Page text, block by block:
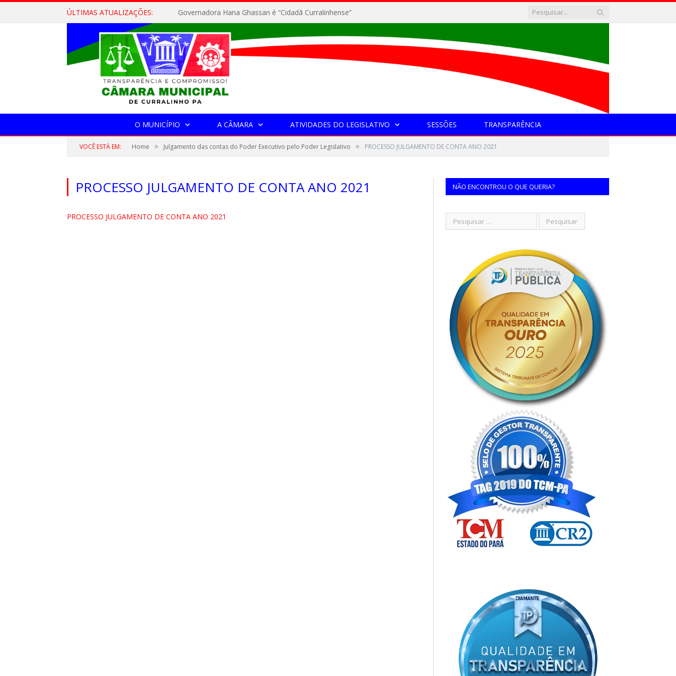
ÚLTIMAS ATUALIZAÇÕES: Governadora Hana Ghassan é “Cidadã Curralinhense”
O MUNICÍPIO A CÂMARA ATIVIDADES DO LEGISLATIVO SESSÕES TRANSPARÊNCIA
VOCÊ ESTÁ EM: Home » Julgamento das contas do Poder Executivo pelo Poder Legislativo » PROCESSO JULGAMENTO DE CONTA ANO 2021
PROCESSO JULGAMENTO DE CONTA ANO 2021
PROCESSO JULGAMENTO DE CONTA ANO 2021
NÃO ENCONTROU O QUE QUERIA?